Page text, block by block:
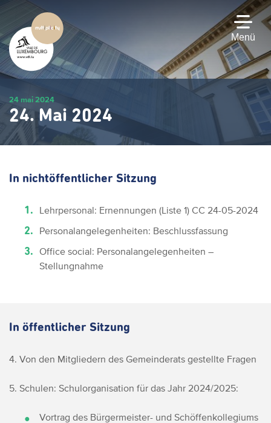
Hauptinhalt
gehen
Menü
24 mai 2024
24. Mai 2024
In nichtöffentlicher Sitzung
Lehrpersonal: Ernennungen (Liste 1) CC 24-05-2024
Personalangelegenheiten: Beschlussfassung
Office social: Personalangelegenheiten –
Stellungnahme
In öffentlicher Sitzung
4. Von den Mitgliedern des Gemeinderats gestellte Fragen
5. Schulen: Schulorganisation für das Jahr 2024/2025:
Vortrag des Bürgermeister- und Schöffenkollegiums